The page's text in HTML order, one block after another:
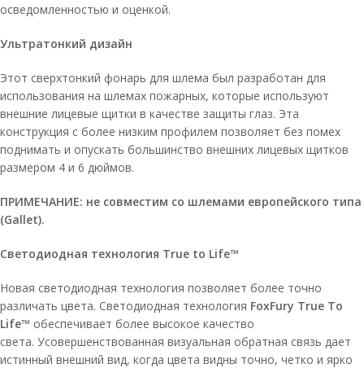
осведомленностью и оценкой.
Ультратонкий дизайн
Этот сверхтонкий фонарь для шлема был разработан для
использования на шлемах пожарных, которые используют
внешние лицевые щитки в качестве защиты глаз. Эта
конструкция с более низким профилем позволяет без помех
поднимать и опускать большинство внешних лицевых щитков
размером 4 и 6 дюймов.
ПРИМЕЧАНИЕ: не совместим со шлемами европейского типа
(Gallet).
Светодиодная технология True to Life™
Новая светодиодная технология позволяет более точно
различать цвета. Светодиодная технология FoxFury True To
Life™ обеспечивает более высокое качество
света. Усовершенствованная визуальная обратная связь дает
истинный внешний вид, когда цвета видны точно, четко и ярко